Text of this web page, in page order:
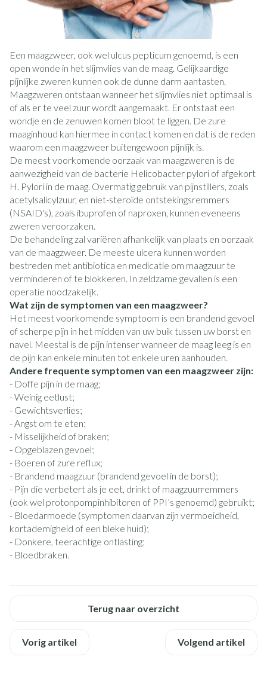
Een maagzweer, ook wel ulcus pepticum genoemd, is een
open wonde in het slijmvlies van de maag. Gelijkaardige
pijnlijke zweren kunnen ook de dunne darm aantasten.
Maagzweren ontstaan wanneer het slijmvlies niet optimaal is
of als er te veel zuur wordt aangemaakt. Er ontstaat een
wondje en de zenuwen komen bloot te liggen. De zure
maaginhoud kan hiermee in contact komen en dat is de reden
waarom een maagzweer buitengewoon pijnlijk is.
De meest voorkomende oorzaak van maagzweren is de
aanwezigheid van de bacterie Helicobacter pylori of afgekort
H. Pylori in de maag. Overmatig gebruik van pijnstillers, zoals
acetylsalicylzuur, en niet-steroïde ontstekingsremmers
(NSAID's), zoals ibuprofen of naproxen, kunnen eveneens
zweren veroorzaken.
De behandeling zal variëren afhankelijk van plaats en oorzaak
van de maagzweer. De meeste ulcera kunnen worden
bestreden met antibiotica en medicatie om maagzuur te
verminderen of te blokkeren. In zeldzame gevallen is een
operatie noodzakelijk.
Wat zijn de symptomen van een maagzweer?
Het meest voorkomende symptoom is een brandend gevoel
of scherpe pijn in het midden van uw buik tussen uw borst en
navel. Meestal is de pijn intenser wanneer de maag leeg is en
de pijn kan enkele minuten tot enkele uren aanhouden.
Andere frequente symptomen van een maagzweer zijn:
- Doffe pijn in de maag;
- Weinig eetlust;
- Gewichtsverlies;
- Angst om te eten;
- Misselijkheid of braken;
- Opgeblazen gevoel;
- Boeren of zure reflux;
- Brandend maagzuur (brandend gevoel in de borst);
- Pijn die verbetert als je eet, drinkt of maagzuurremmers
(ook wel protonpompinhibitoren of PPI’s genoemd) gebruikt;
- Bloedarmoede (symptomen daarvan zijn vermoeidheid,
kortademigheid of een bleke huid);
- Donkere, teerachtige ontlasting;
- Bloedbraken.
Terug naar overzicht
Vorig artikel Volgend artikel